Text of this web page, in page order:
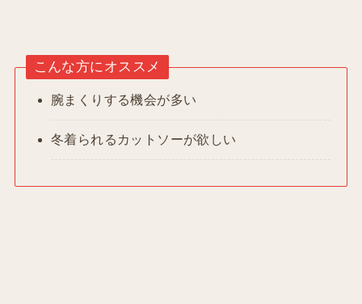
こんな方にオススメ
腕まくりする機会が多い
冬着られるカットソーが欲しい